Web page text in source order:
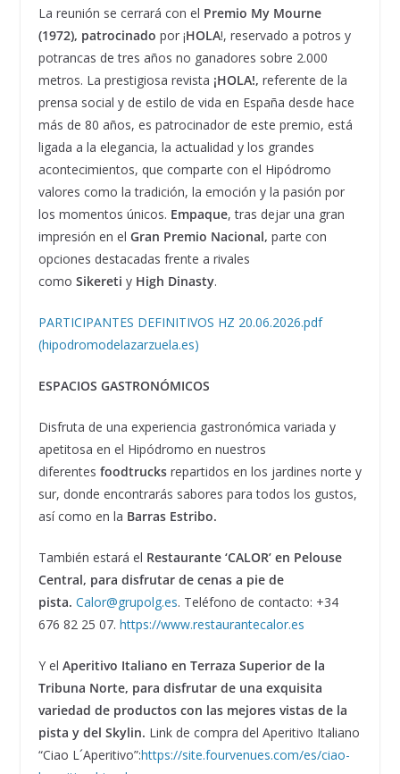
La reunión se cerrará con el Premio My Mourne
(1972), patrocinado por ¡HOLA!, reservado a potros y
potrancas de tres años no ganadores sobre 2.000
metros. La prestigiosa revista ¡HOLA!, referente de la
prensa social y de estilo de vida en España desde hace
más de 80 años, es patrocinador de este premio, está
ligada a la elegancia, la actualidad y los grandes
acontecimientos, que comparte con el Hipódromo
valores como la tradición, la emoción y la pasión por
los momentos únicos. Empaque, tras dejar una gran
impresión en el Gran Premio Nacional, parte con
opciones destacadas frente a rivales
como Sikereti y High Dinasty.
PARTICIPANTES DEFINITIVOS HZ 20.06.2026.pdf
(hipodromodelazarzuela.es)
ESPACIOS GASTRONÓMICOS
Disfruta de una experiencia gastronómica variada y
apetitosa en el Hipódromo en nuestros
diferentes foodtrucksrepartidos en los jardines norte y
sur, donde encontrarás sabores para todos los gustos,
así como en la Barras Estribo.
También estará el Restaurante ‘CALOR’ en Pelouse
Central, para disfrutar de cenas a pie de
pista. Calor@grupolg.es. Teléfono de contacto: +34
676 82 25 07. https://www.restaurantecalor.es
Y el Aperitivo Italiano en Terraza Superior de la
Tribuna Norte, para disfrutar de una exquisita
variedad de productos con las mejores vistas de la
pista y del Skylin. Link de compra del Aperitivo Italiano
“Ciao L´Aperitivo”:https://site.fourvenues.com/es/ciao-